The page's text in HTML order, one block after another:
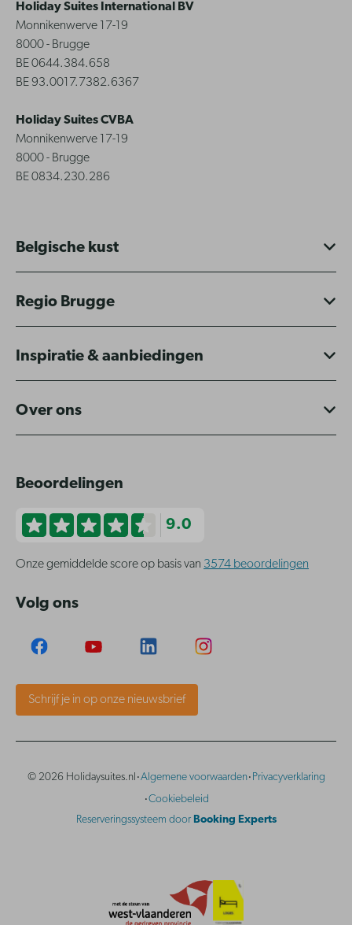
Holiday Suites International BV
Monnikenwerve 17-19
8000 - Brugge
BE 0644.384.658
BE 93.0017.7382.6367
Holiday Suites CVBA
Monnikenwerve 17-19
8000 - Brugge
BE 0834.230.286
Belgische kust
Regio Brugge
Inspiratie & aanbiedingen
Over ons
Beoordelingen
9.0
Onze gemiddelde score op basis van 3574 beoordelingen
Volg ons
Schrijf je in op onze nieuwsbrief
© 2026 Holidaysuites.nl ·Algemene voorwaarden· Privacyverklaring
·Cookiebeleid
Reserveringssysteem door Booking Experts